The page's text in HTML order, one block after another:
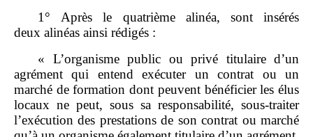
1° Après le quatrième alinéa, sont insérés
deux alinéas ainsi rédigés :
« L’organisme public ou privé titulaire d’un
agrément qui entend exécuter un contrat ou un
marché de formation dont peuvent bénéficier les élus
locaux ne peut, sous sa responsabilité, sous‑traiter
l’exécution des prestations de son contrat ou marché